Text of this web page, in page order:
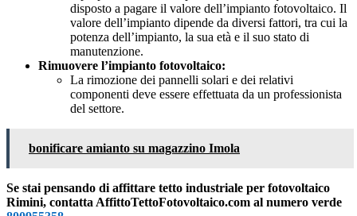
disposto a pagare il valore dell’impianto fotovoltaico. Il
valore dell’impianto dipende da diversi fattori, tra cui la
potenza dell’impianto, la sua età e il suo stato di
manutenzione.
Rimuovere l’impianto fotovoltaico:
La rimozione dei pannelli solari e dei relativi
componenti deve essere effettuata da un professionista
del settore.
bonificare amianto su magazzino Imola
Se stai pensando di affittare tetto industriale per fotovoltaico
Rimini, contatta AffittoTettoFotovoltaico.com al numero verde